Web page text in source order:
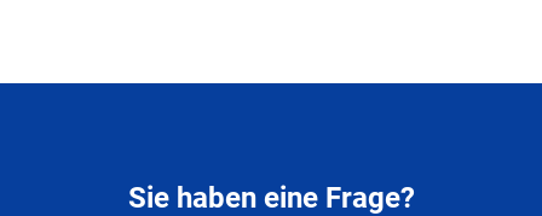
Sie haben eine Frage?